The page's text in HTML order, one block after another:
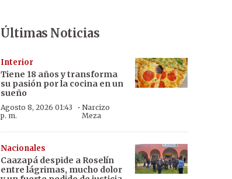
Últimas Noticias
Interior
Tiene 18 años y transforma
su pasión por la cocina en un
sueño
Agosto 8, 2026 01:43
p. m.
·Narcizo
Meza
Nacionales
Caazapá despide a Roselín
entre lágrimas, mucho dolor